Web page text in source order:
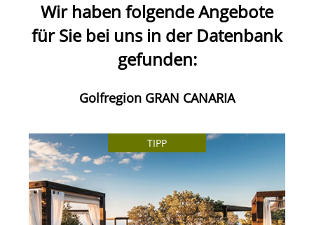
Wir haben folgende Angebote
für Sie bei uns in der Datenbank
gefunden:
Golfregion GRAN CANARIA
TIPP